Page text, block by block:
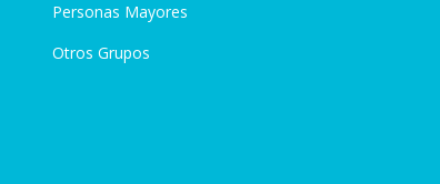
Personas Mayores
Otros Grupos